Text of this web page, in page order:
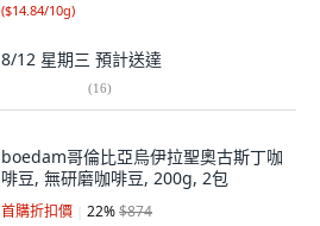
($14.84/10g)
8/12 星期三 預計送達
(16)
boedam哥倫比亞烏伊拉聖奧古斯丁咖
啡豆, 無研磨咖啡豆, 200g, 2包
首購折扣價 22%$874